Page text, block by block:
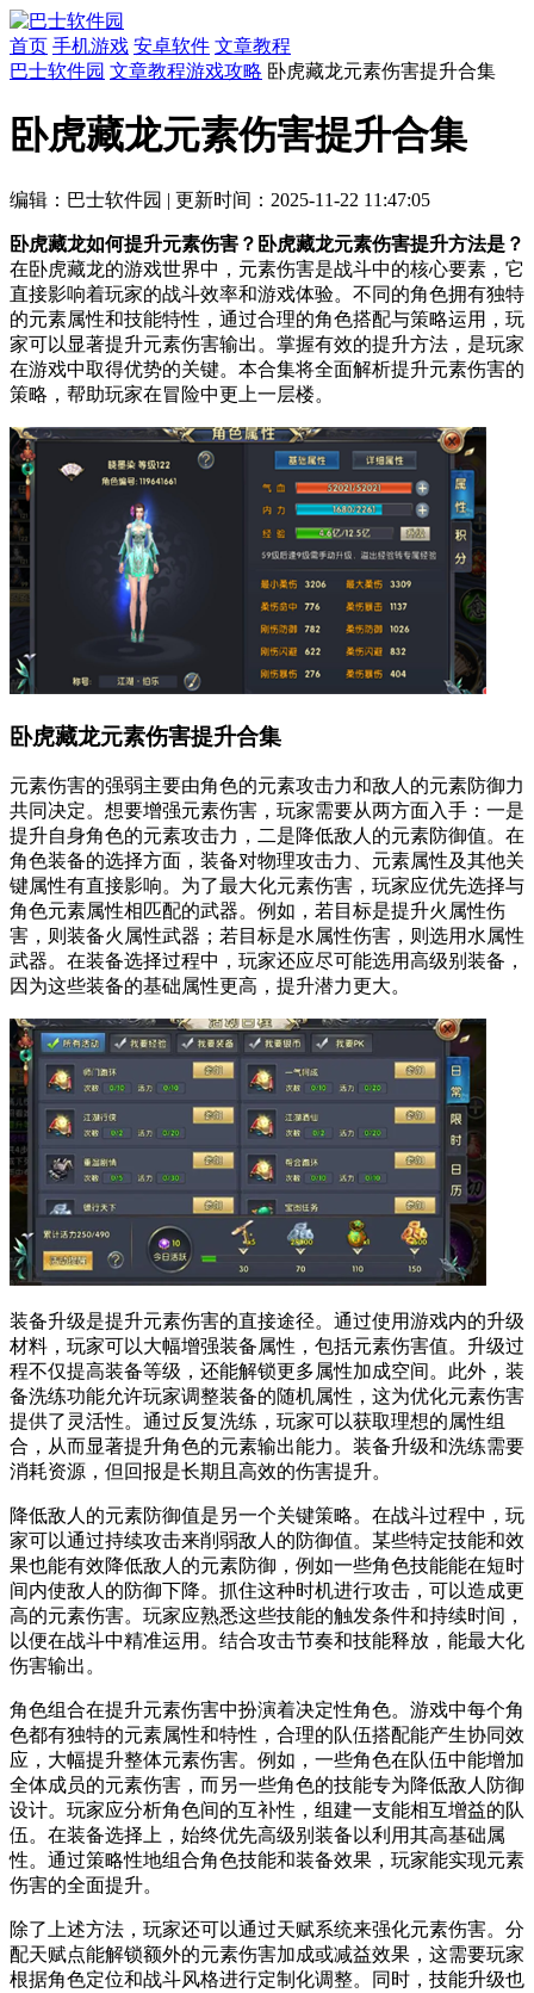
首页 手机游戏 安卓软件 文章教程
巴士软件园 文章教程游戏攻略 卧虎藏龙元素伤害提升合集
卧虎藏龙元素伤害提升合集
编辑：巴士软件园 | 更新时间：2025-11-22 11:47:05
卧虎藏龙如何提升元素伤害？卧虎藏龙元素伤害提升方法是？
在卧虎藏龙的游戏世界中，元素伤害是战斗中的核心要素，它
直接影响着玩家的战斗效率和游戏体验。不同的角色拥有独特
的元素属性和技能特性，通过合理的角色搭配与策略运用，玩
家可以显著提升元素伤害输出。掌握有效的提升方法，是玩家
在游戏中取得优势的关键。本合集将全面解析提升元素伤害的
策略，帮助玩家在冒险中更上一层楼。
卧虎藏龙元素伤害提升合集
元素伤害的强弱主要由角色的元素攻击力和敌人的元素防御力
共同决定。想要增强元素伤害，玩家需要从两方面入手：一是
提升自身角色的元素攻击力，二是降低敌人的元素防御值。在
角色装备的选择方面，装备对物理攻击力、元素属性及其他关
键属性有直接影响。为了最大化元素伤害，玩家应优先选择与
角色元素属性相匹配的武器。例如，若目标是提升火属性伤
害，则装备火属性武器；若目标是水属性伤害，则选用水属性
武器。在装备选择过程中，玩家还应尽可能选用高级别装备，
因为这些装备的基础属性更高，提升潜力更大。
装备升级是提升元素伤害的直接途径。通过使用游戏内的升级
材料，玩家可以大幅增强装备属性，包括元素伤害值。升级过
程不仅提高装备等级，还能解锁更多属性加成空间。此外，装
备洗练功能允许玩家调整装备的随机属性，这为优化元素伤害
提供了灵活性。通过反复洗练，玩家可以获取理想的属性组
合，从而显著提升角色的元素输出能力。装备升级和洗练需要
消耗资源，但回报是长期且高效的伤害提升。
降低敌人的元素防御值是另一个关键策略。在战斗过程中，玩
家可以通过持续攻击来削弱敌人的防御值。某些特定技能和效
果也能有效降低敌人的元素防御，例如一些角色技能能在短时
间内使敌人的防御下降。抓住这种时机进行攻击，可以造成更
高的元素伤害。玩家应熟悉这些技能的触发条件和持续时间，
以便在战斗中精准运用。结合攻击节奏和技能释放，能最大化
伤害输出。
角色组合在提升元素伤害中扮演着决定性角色。游戏中每个角
色都有独特的元素属性和特性，合理的队伍搭配能产生协同效
应，大幅提升整体元素伤害。例如，一些角色在队伍中能增加
全体成员的元素伤害，而另一些角色的技能专为降低敌人防御
设计。玩家应分析角色间的互补性，组建一支能相互增益的队
伍。在装备选择上，始终优先高级别装备以利用其高基础属
性。通过策略性地组合角色技能和装备效果，玩家能实现元素
伤害的全面提升。
除了上述方法，玩家还可以通过天赋系统来强化元素伤害。分
配天赋点能解锁额外的元素伤害加成或减益效果，这需要玩家
根据角色定位和战斗风格进行定制化调整。同时，技能升级也